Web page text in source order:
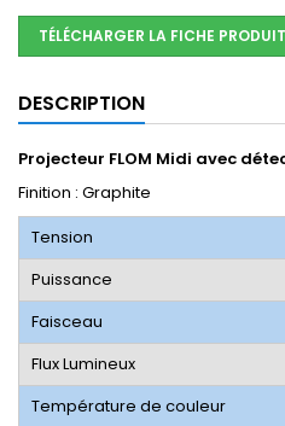
TÉLÉCHARGER LA FICHE PRODUIT
DESCRIPTION
Projecteur FLOM Midi avec
Finition : Graphite
Tension
Puissance
Faisceau
Flux Lumineux
Température de couleur